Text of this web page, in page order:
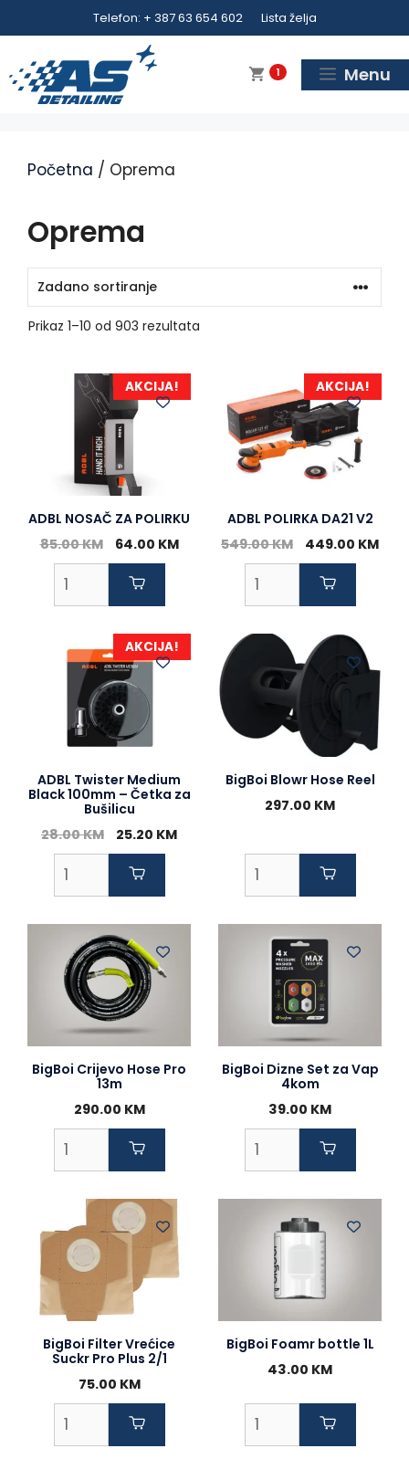
na
sadržaj
Telefon: + 387 63 654 602 Lista želja
Menu
1
Početna / Oprema
Oprema
Prikaz 1–10 od 903 rezultata
AKCIJA!
ADBL NOSAČ ZA POLIRKU
85.00KM
Original
price
was:
64.00 KMCurrent
AKCIJA!
ADBL POLIRKA DA21 V2
549.00KM
Original
price
was:
449.00 KM
AKCIJA!
ADBL Twister Medium
Black 100mm – Četka za
Bušilicu
28.00KM
Original
price
was:
25.20 KMCurrent
BigBoi Blowr Hose Reel
297.00 KM
BigBoi Crijevo Hose Pro
13m
290.00 KM
BigBoi Dizne Set za Vap
4kom
39.00 KM
BigBoi Filter Vrećice
Suckr Pro Plus 2/1
75.00 KM
BigBoi Foamr bottle 1L
43.00 KM